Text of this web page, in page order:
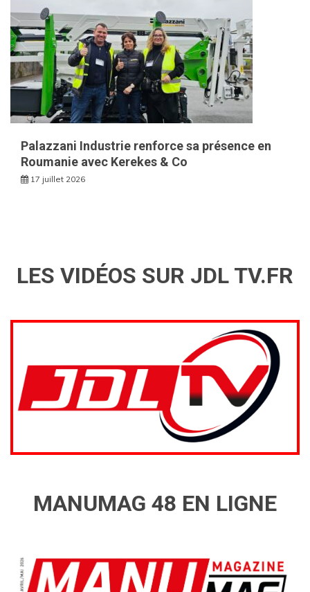
Palazzani Industrie renforce sa présence en
Roumanie avec Kerekes & Co
17 juillet 2026
LES VIDÉOS SUR JDL TV.FR
MANUMAG 48 EN LIGNE